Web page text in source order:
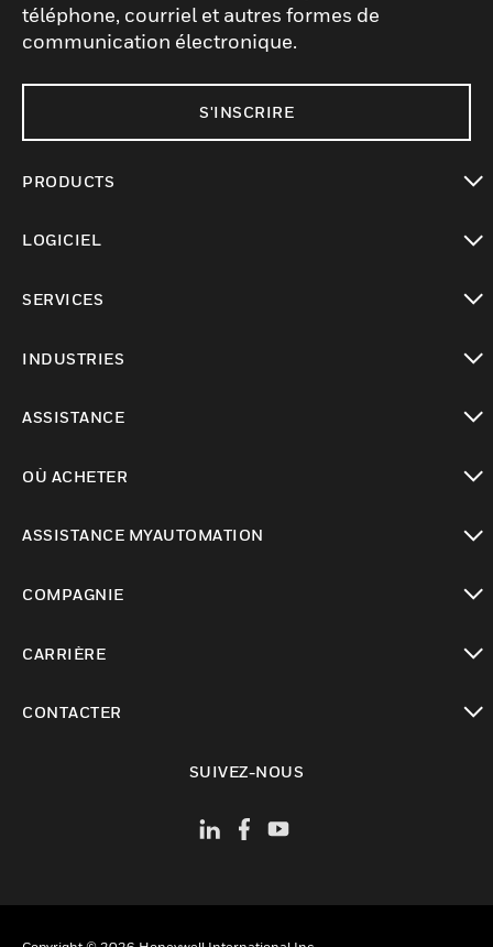
téléphone, courriel et autres formes de
communication électronique.
S'INSCRIRE
PRODUCTS
LOGICIEL
SERVICES
INDUSTRIES
ASSISTANCE
OÙ ACHETER
ASSISTANCE MYAUTOMATION
COMPAGNIE
CARRIÈRE
CONTACTER
SUIVEZ-NOUS